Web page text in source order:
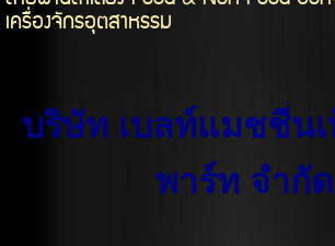
เครื่องจักรอุตสาหรรม
บริษัท เบลท์แมชชีน
พาร์ท จำกัด